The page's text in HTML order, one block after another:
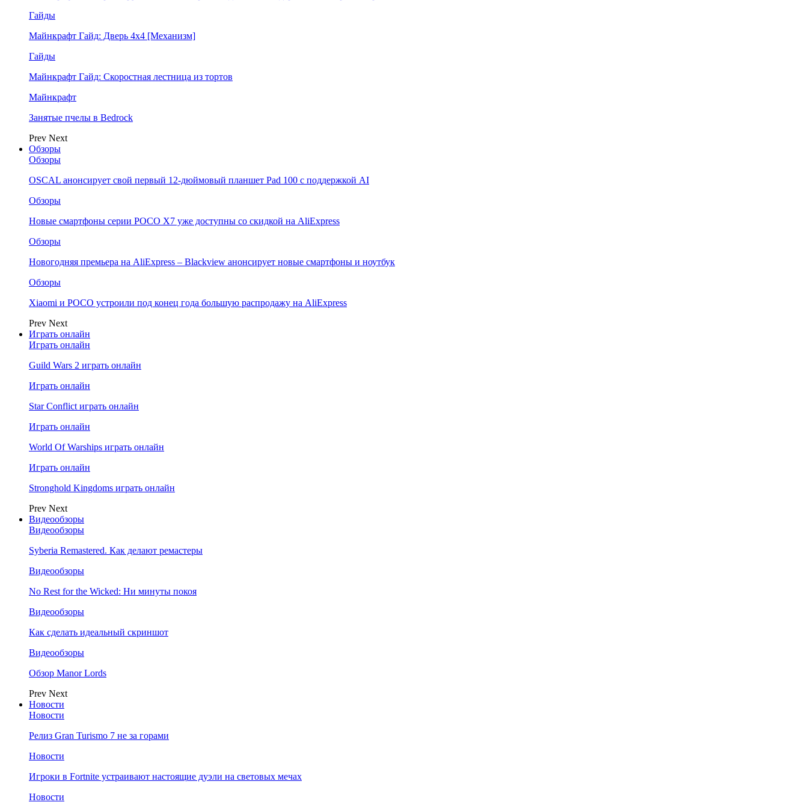
Гайды
Майнкрафт Гайд: Дверь 4х4 [Механизм]
Гайды
Майнкрафт Гайд: Скоростная лестница из тортов
Майнкрафт
Занятые пчелы в Bedrock
Prev Next
Обзоры
Обзоры
OSCAL анонсирует свой первый 12-дюймовый планшет Pad 100 с поддержкой AI
Обзоры
Новые смартфоны серии POCO X7 уже доступны со скидкой на AliExpress
Обзоры
Новогодняя премьера на AliExpress – Blackview анонсирует новые смартфоны и ноутбук
Обзоры
Xiaomi и POCO устроили под конец года большую распродажу на AliExpress
Prev Next
Играть онлайн
Играть онлайн
Guild Wars 2 играть онлайн
Играть онлайн
Star Conflict играть онлайн
Играть онлайн
World Of Warships играть онлайн
Играть онлайн
Stronghold Kingdoms играть онлайн
Prev Next
Видеообзоры
Видеообзоры
Syberia Remastered. Как делают ремастеры
Видеообзоры
No Rest for the Wicked: Ни минуты покоя
Видеообзоры
Как сделать идеальный скриншот
Видеообзоры
Обзор Manor Lords
Prev Next
Новости
Новости
Релиз Gran Turismo 7 не за горами
Новости
Игроки в Fortnite устраивают настоящие дуэли на световых мечах
Новости